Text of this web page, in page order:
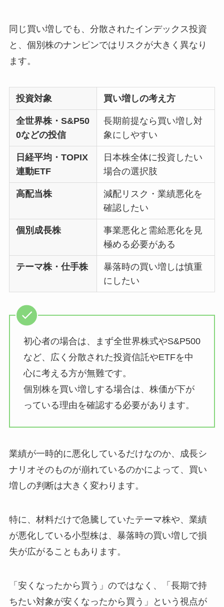
同じ買い増しでも、分散されたインデックス投資
と、個別株のナンピンではリスクが大きく異なり
ます。
投資対象 買い増しの考え方
全世界株・S&P50
0などの投信
長期前提なら買い増し対
象にしやすい
日経平均・TOPIX
連動ETF
日本株全体に投資したい
場合の選択肢
高配当株
減配リスク・業績悪化を
確認したい
個別成長株
事業悪化と需給悪化を見
極める必要がある
テーマ株・仕手株
暴落時の買い増しは慎重
にしたい
初心者の場合は、まず全世界株式やS&P500
など、広く分散された投資信託やETFを中
心に考える方が無難です。
個別株を買い増しする場合は、株価が下が
っている理由を確認する必要があります。
業績が一時的に悪化しているだけなのか、成長シ
ナリオそのものが崩れているのかによって、買い
増しの判断は大きく変わります。
特に、材料だけで急騰していたテーマ株や、業績
が悪化している小型株は、暴落時の買い増しで損
失が広がることもあります。
「安くなったから買う」のではなく、「長期で持
ちたい対象が安くなったから買う」という視点が